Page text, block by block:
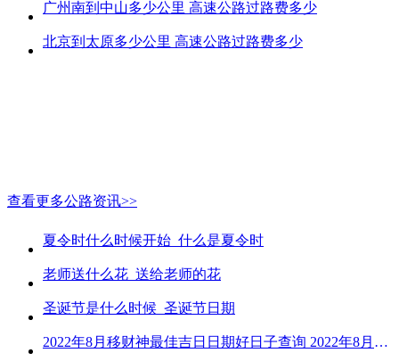
广州南到中山多少公里 高速公路过路费多少
北京到太原多少公里 高速公路过路费多少
查看更多公路资讯>>
夏令时什么时候开始_什么是夏令时
老师送什么花_送给老师的花
圣诞节是什么时候_圣诞节日期
2022年8月移财神最佳吉日日期好日子查询 2022年8月移财神吉日一览